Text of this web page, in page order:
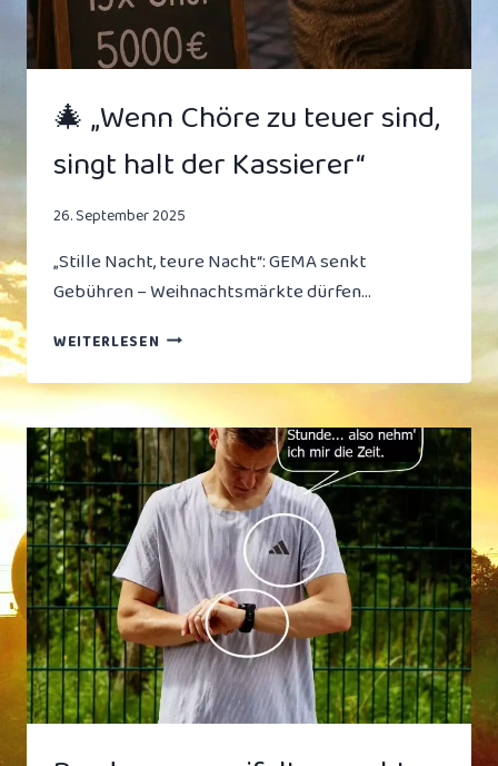
🎄 „Wenn Chöre zu teuer sind,
singt halt der Kassierer“
26. September 2025
„Stille Nacht, teure Nacht“: GEMA senkt
Gebühren – Weihnachtsmärkte dürfen…
WEITERLESEN 🎄
CHÖRE
ZU
TEUER
SIND,
SINGT
HALT
DER
KASSIERER“